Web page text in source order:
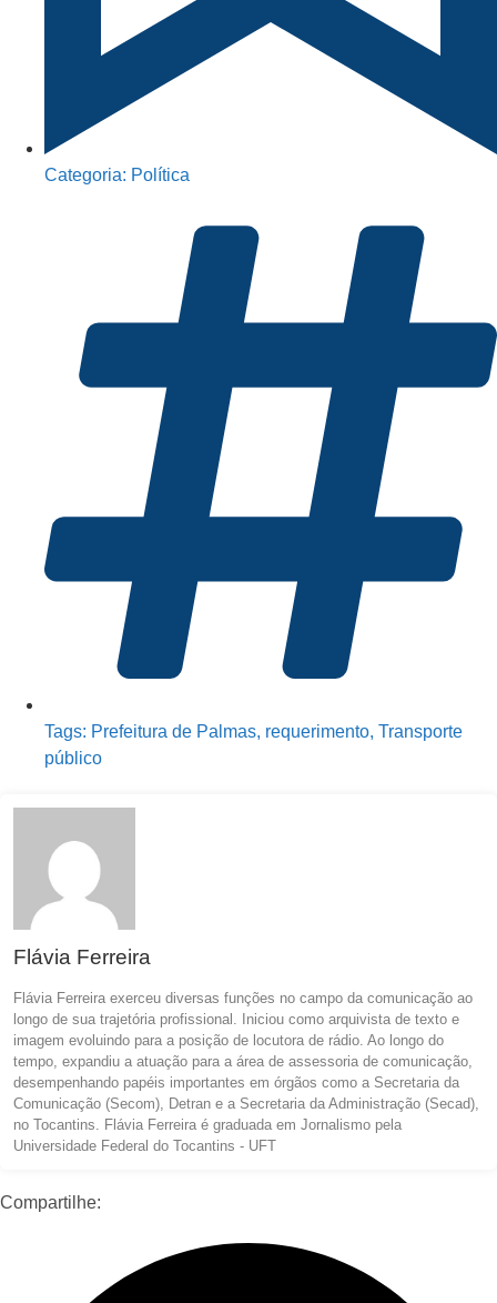
Categoria: Política
Tags: Prefeitura de Palmas, requerimento, Transporte
público
Flávia Ferreira
Flávia Ferreira exerceu diversas funções no campo da comunicação ao
longo de sua trajetória profissional. Iniciou como arquivista de texto e
imagem evoluindo para a posição de locutora de rádio. Ao longo do
tempo, expandiu a atuação para a área de assessoria de comunicação,
desempenhando papéis importantes em órgãos como a Secretaria da
Comunicação (Secom), Detran e a Secretaria da Administração (Secad),
no Tocantins. Flávia Ferreira é graduada em Jornalismo pela
Universidade Federal do Tocantins - UFT
Compartilhe: